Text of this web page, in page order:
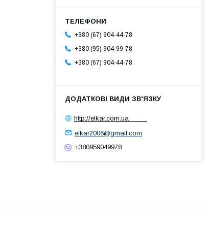
+380 (67) 904-44-78
+380 (95) 904-99-78
+380 (67) 904-44-78
http://elkar.com.ua
elkar2006@gmail.com
+380959049978